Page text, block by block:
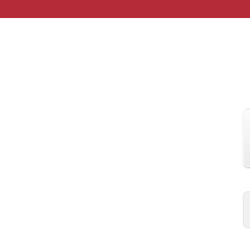
Overslaan en naar de inhoud gaan